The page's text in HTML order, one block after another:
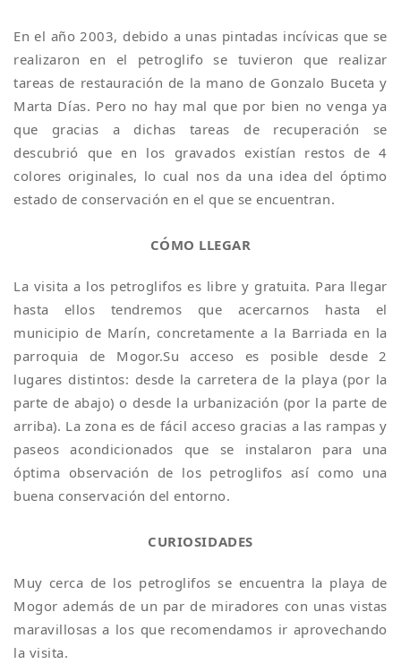
En el año 2003, debido a unas pintadas incívicas que se
realizaron en el petroglifo se tuvieron que realizar
tareas de restauración de la mano de Gonzalo Buceta y
Marta Días. Pero no hay mal que por bien no venga ya
que gracias a dichas tareas de recuperación se
descubrió que en los gravados existían restos de 4
colores originales, lo cual nos da una idea del óptimo
estado de conservación en el que se encuentran.
CÓMO LLEGAR
La visita a los petroglifos es libre y gratuita. Para llegar
hasta ellos tendremos que acercarnos hasta el
municipio de Marín, concretamente a la Barriada en la
parroquia de Mogor.Su acceso es posible desde 2
lugares distintos: desde la carretera de la playa (por la
parte de abajo) o desde la urbanización (por la parte de
arriba). La zona es de fácil acceso gracias a las rampas y
paseos acondicionados que se instalaron para una
óptima observación de los petroglifos así como una
buena conservación del entorno.
CURIOSIDADES
Muy cerca de los petroglifos se encuentra la playa de
Mogor además de un par de miradores con unas vistas
maravillosas a los que recomendamos ir aprovechando
la visita.